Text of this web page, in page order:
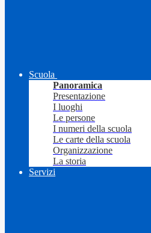
Scuola
Panoramica
Presentazione
I luoghi
Le persone
I numeri della scuola
Le carte della scuola
Organizzazione
La storia
Servizi